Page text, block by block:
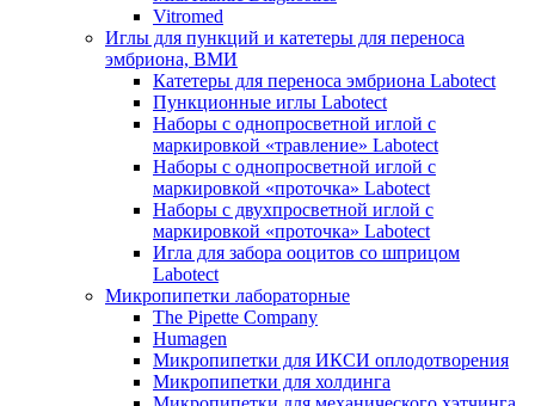
Vitromed
Иглы для пункций и катетеры для переноса
эмбриона, ВМИ
Катетеры для переноса эмбриона Labotect
Пункционные иглы Labotect
Наборы с однопросветной иглой с
маркировкой «травление» Labotect
Наборы с однопросветной иглой с
маркировкой «проточка» Labotect
Наборы с двухпросветной иглой с
маркировкой «проточка» Labotect
Игла для забора ооцитов со шприцом
Labotect
Микропипетки лабораторные
The Pipette Company
Humagen
Микропипетки для ИКСИ оплодотворения
Микропипетки для холдинга